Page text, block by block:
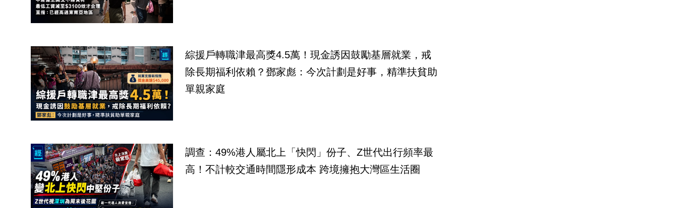
綜援戶轉職津最高獎4.5萬！現金誘因鼓勵基層就業，戒
除長期福利依賴？鄧家彪：今次計劃是好事，精準扶貧助
單親家庭
調查：49%港人屬北上「快閃」份子、Z世代出行頻率最
高！不計較交通時間隱形成本 跨境擁抱大灣區生活圈